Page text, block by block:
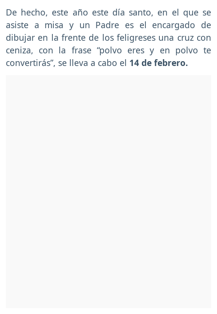
De hecho, este año este día santo, en el que se
asiste a misa y un Padre es el encargado de
dibujar en la frente de los feligreses una cruz con
ceniza, con la frase “polvo eres y en polvo te
convertirás”, se lleva a cabo el 14 de febrero.